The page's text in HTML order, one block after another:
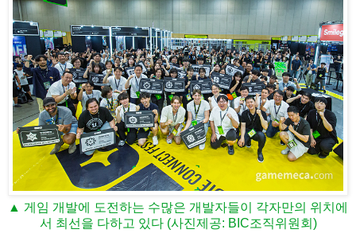
▲ 게임 개발에 도전하는 수많은 개발자들이 각자만의 위치에
서 최선을 다하고 있다 (사진제공: BIC조직위원회)